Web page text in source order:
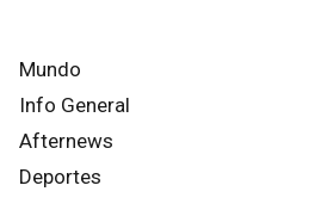
Mundo
Info General
Afternews
Deportes